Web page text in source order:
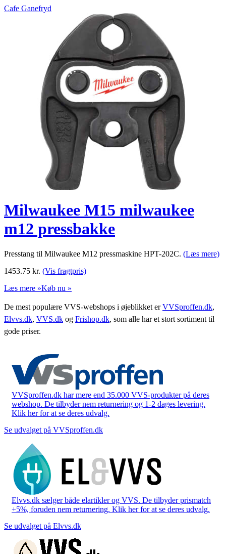
Cafe Ganefryd
Milwaukee M15 milwaukee
m12 pressbakke
Presstang til Milwaukee M12 pressmaskine HPT-202C. (Læs mere)
1453.75 kr. (Vis fragtpris)
Læs mere »Køb nu »
De mest populære VVS-webshops i øjeblikket erVVSproffen.dk,
Elvvs.dk, VVS.dk og Frishop.dk, som alle har et stort sortiment til
gode priser.
VVSproffen.dk har mere end 35.000 VVS-produkter på deres
webshop. De tilbyder nem returnering og 1-2 dages levering.
Klik her for at se deres udvalg.
Se udvalget på VVSproffen.dk
Elvvs.dk sælger både elartikler og VVS. De tilbyder prismatch
+5%, foruden nem returnering. Klik her for at se deres udvalg.
Se udvalget på Elvvs.dk